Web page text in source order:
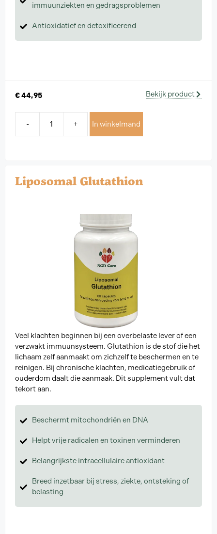
immuunziekten en gedragsproblemen
Antioxidatief en detoxificerend
€44,95 Bekijk product
- + In winkelmand
Liposomal Glutathion
Veel klachten beginnen bij een overbelaste lever of een
verzwakt immuunsysteem. Glutathion is de stof die het
lichaam zelf aanmaakt om zichzelf te beschermen en te
reinigen. Bij chronische klachten, medicatiegebruik of
ouderdom daalt die aanmaak. Dit supplement vult dat
tekort aan.
Beschermt mitochondriën en DNA
Helpt vrije radicalen en toxinen verminderen
Belangrijkste intracellulaire antioxidant
Breed inzetbaar bij stress, ziekte, ontsteking of
belasting